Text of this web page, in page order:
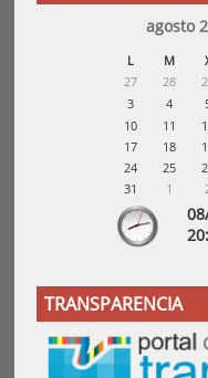
agosto
L M
27
28
3
4
10
11
17
18
24
25
31
1
20:
TRANSPARENCIA